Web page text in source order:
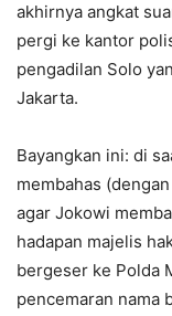
akhirnya angkat
pergi ke kantor
pengadilan Solo
Jakarta.
Bayangkan ini: di
membahas
agar Jokowi
hadapan majelis
bergeser ke Polda
pencemaran nama